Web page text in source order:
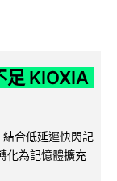
足 KIOXIA
合低延遲快閃記
化為記憶體擴充